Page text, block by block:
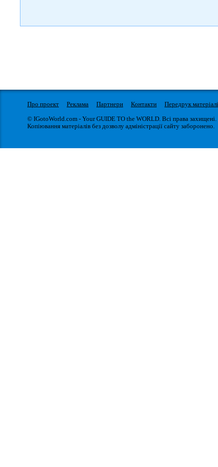
Про проект Реклама Партнери Контакти
Передрук
© IGotoWorld.com - Your GUIDE TO the WORLD. Всі права захищені.
Копіювання матеріалів без дозволу адміністрації сайту заборонено.